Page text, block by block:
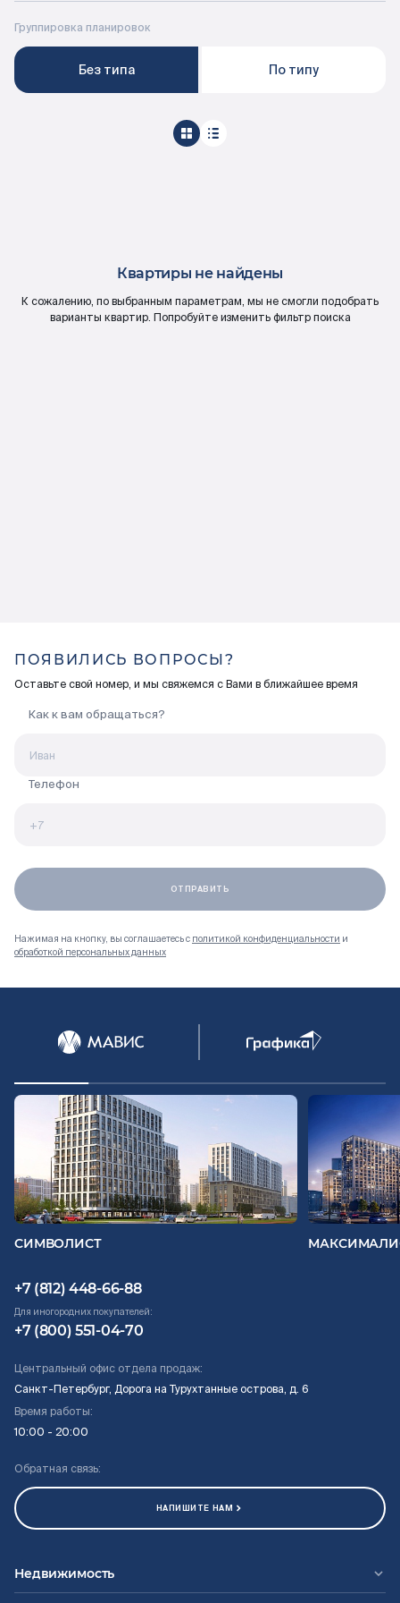
Жизнь в мавис
Группировка планировок
Без типа По типу
Квартиры не найдены
К сожалению, по выбранным параметрам, мы не смогли подобрать
варианты квартир. Попробуйте изменить фильтр поиска
ПОЯВИЛИСЬ ВОПРОСЫ?
Оставьте свой номер, и мы свяжемся с Вами в ближайшее время
Как к вам обращаться?
Телефон
Нажимая на кнопку, вы соглашаетесь с политикой конфиденциальности и
обработкой персональных данных
СИМВОЛИСТ
+7 (812) 448-66-88
Для иногородних покупателей:
+7 (800) 551-04-70
Центральный офис отдела продаж:
Санкт-Петербург, Дорога на Турухтанные острова, д. 6
Время работы:
10:00 - 20:00
Обратная связь:
НАПИШИТЕ НАМ
Недвижимость